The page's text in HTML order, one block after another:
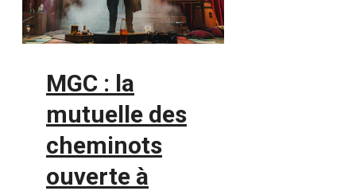
MGC : la
mutuelle des
cheminots
ouverte à